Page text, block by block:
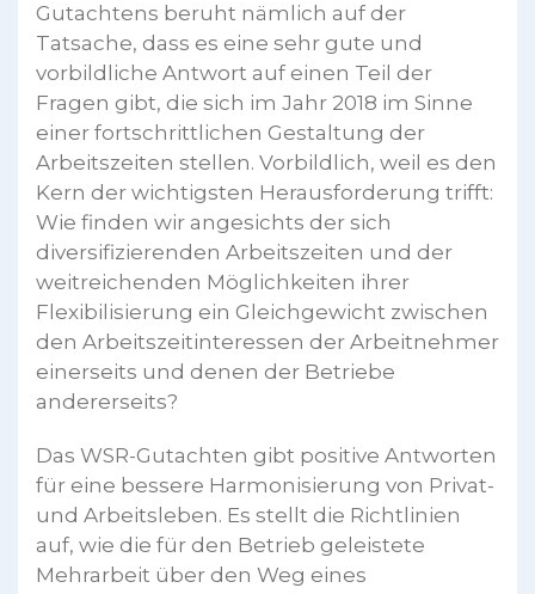
Gutachtens beruht nämlich auf der
Tatsache, dass es eine sehr gute und
vorbildliche Antwort auf einen Teil der
Fragen gibt, die sich im Jahr 2018 im Sinne
einer fortschrittlichen Gestaltung der
Arbeitszeiten stellen. Vorbildlich, weil es den
Kern der wichtigsten Herausforderung trifft:
Wie finden wir angesichts der sich
diversifizierenden Arbeitszeiten und der
weitreichenden Möglichkeiten ihrer
Flexibilisierung ein Gleichgewicht zwischen
den Arbeitszeitinteressen der Arbeitnehmer
einerseits und denen der Betriebe
andererseits?
Das WSR-Gutachten gibt positive Antworten
für eine bessere Harmonisierung von Privat-
und Arbeitsleben. Es stellt die Richtlinien
auf, wie die für den Betrieb geleistete
Mehrarbeit über den Weg eines